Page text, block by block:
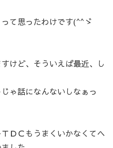
て思ったわけです(^^ゞ
けど、そういえば最近、し
ゃ話になんないしなぁっ
ＤＣもうまくいかなくてヘ